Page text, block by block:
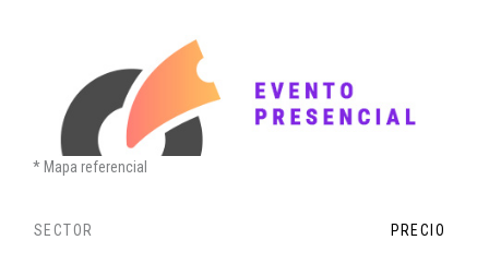
Mapa referencial
SECTOR PRECIO